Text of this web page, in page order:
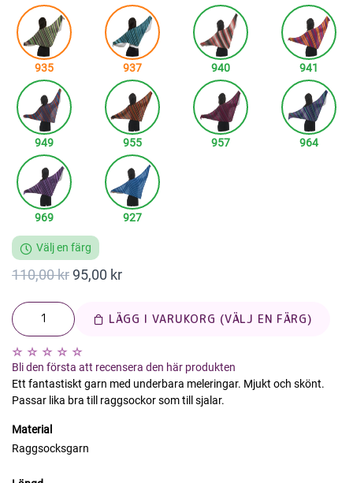
935 937 940 941
949 955 957 964
969 927
Välj en färg
110,00 kr 95,00 kr
LÄGG I VARUKORG (VÄLJ EN FÄRG)
Bli den första att recensera den här produkten
Ett fantastiskt garn med underbara meleringar. Mjukt och skönt.
Passar lika bra till raggsockor som till sjalar.
Material
Raggsocksgarn